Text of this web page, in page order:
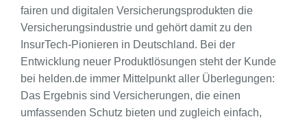
fairen und digitalen Versicherungsprodukten die
Versicherungsindustrie und gehört damit zu den
InsurTech-Pionieren in Deutschland. Bei der
Entwicklung neuer Produktlösungen steht der Kunde
bei helden.de immer Mittelpunkt aller Überlegungen:
Das Ergebnis sind Versicherungen, die einen
umfassenden Schutz bieten und zugleich einfach,